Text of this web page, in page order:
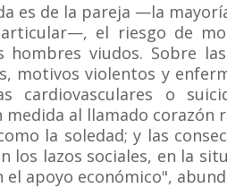
es de la pareja —la
el riesgo de
hombres viudos. Sobre
motivos violentos y
cardiovasculares o
al llamado corazón
la soledad; y las
los lazos sociales, en la
el apoyo económico",